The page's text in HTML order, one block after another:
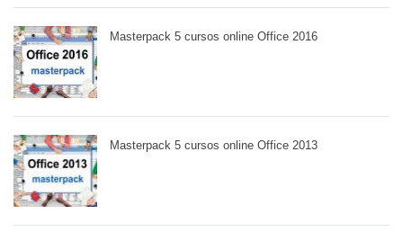
Masterpack 5 cursos online Office 2016
Masterpack 5 cursos online Office 2013